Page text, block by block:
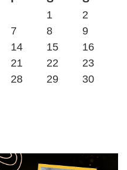
1
2
7 8
9
14 15
16
21 22
23
28 29
30